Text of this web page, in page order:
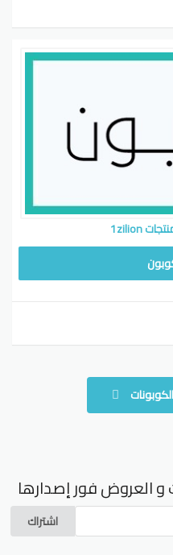
العروض فور إصدارها
اشتراك